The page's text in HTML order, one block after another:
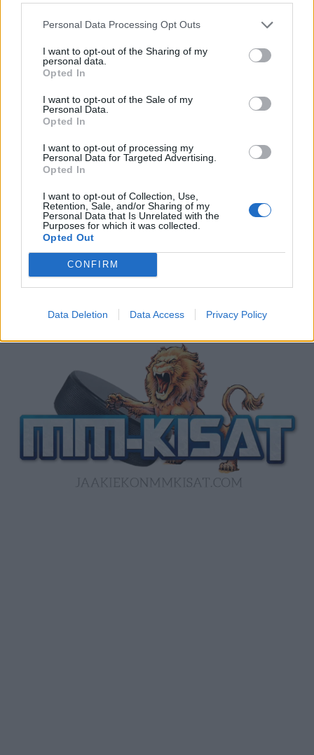
Personal Data Processing Opt Outs
I want to opt-out of the Sharing of my
personal data.
Opted In
I want to opt-out of the Sale of my
Personal Data.
Opted In
I want to opt-out of processing my
Personal Data for Targeted Advertising.
Opted In
I want to opt-out of Collection, Use,
Retention, Sale, and/or Sharing of my
Personal Data that Is Unrelated with the
Purposes for which it was collected.
Opted Out
CONFIRM
Data Deletion Data Access Privacy Policy
LIITTYVÄT ARTIKKELIT
Leijonat julkisti ketjut Sveitsi-peliin –
Aleksander Barkov tekee paluun
Venäläisveskari sekosi Suomen 2.
50 jäähyminuuttia
Kanada – USA klo 15:10 – näin katsot
ottelun ilmaiseksi TV:stä